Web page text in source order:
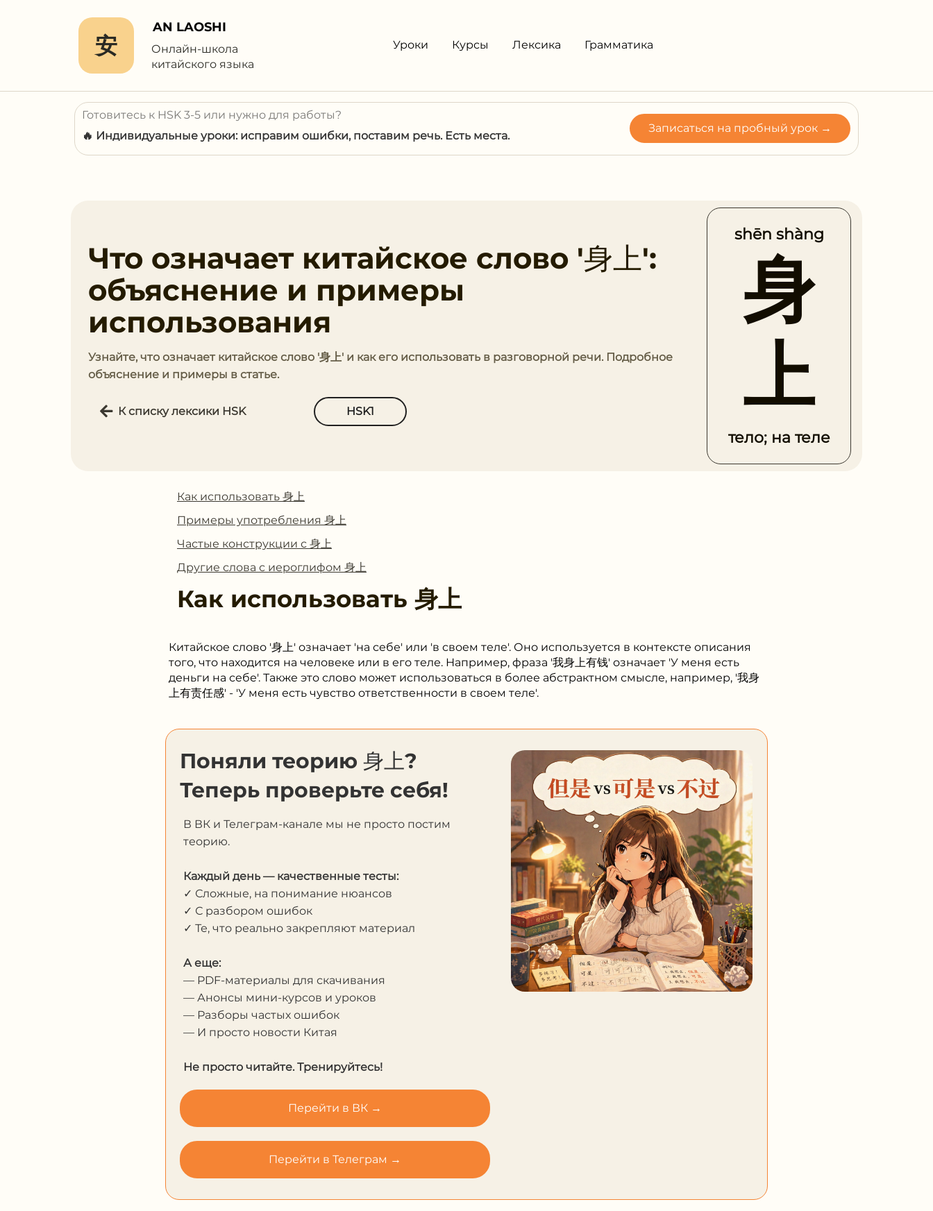
安
AN LAOSHI
Онлайн-школа
китайского языка
Уроки Курсы Лексика Грамматика
Готовитесь к HSK 3-5 или нужно для работы?
🔥 Индивидуальные уроки: исправим ошибки, поставим речь. Есть места.
Записаться на пробный урок →
Что означает китайское слово '身上':
объяснение и примеры
использования
Узнайте, что означает китайское слово '身上' и как его использовать в разговорной речи. Подробное
объяснение и примеры в статье.
К списку лексики HSK HSK1
shēn shàng
身
上
тело; на теле
Как использовать 身上
Примеры употребления 身上
Частые конструкции с 身上
Другие слова с иероглифом 身上
Как использовать 身上
Китайское слово '身上' означает 'на себе' или 'в своем теле'. Оно используется в контексте описания
того, что находится на человеке или в его теле. Например, фраза '我身上有钱' означает 'У меня есть
деньги на себе'. Также это слово может использоваться в более абстрактном смысле, например, '我身
上有责任感' - 'У меня есть чувство ответственности в своем теле'.
Поняли теорию 身上?
Теперь проверьте себя!
В ВК и Телеграм-канале мы не просто постим
теорию.
Каждый день — качественные тесты:
✓ Сложные, на понимание нюансов
✓ С разбором ошибок
✓ Те, что реально закрепляют материал
А еще:
— PDF-материалы для скачивания
— Анонсы мини-курсов и уроков
— Разборы частых ошибок
— И просто новости Китая
Не просто читайте. Тренируйтесь!
Перейти в ВК →
Перейти в Телеграм →